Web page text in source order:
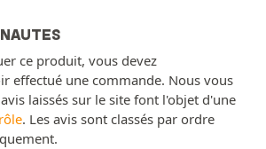
ce produit, vous devez
effectué une commande. Nous vous
laissés sur le site font l'objet d'une
. Les avis sont classés par ordre